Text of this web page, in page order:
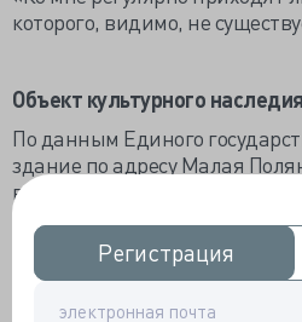
Регистрация
Регистрация
которого, видимо, не
Объект культурного наследия
По данным Единого
здание по адресу Малая
в собственности города
Департамента
Располагается же в нем
клиническая больница №1